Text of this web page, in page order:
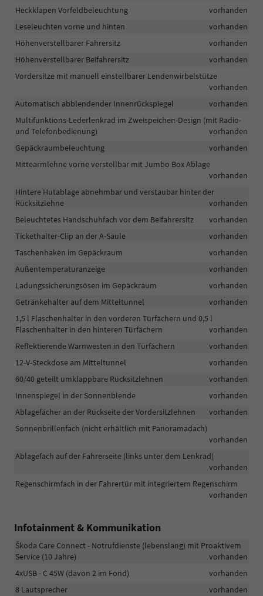
Heckklapen Vorfeldbeleuchtung
vorhanden
Leseleuchten vorne und hinten
vorhanden
Höhenverstellbarer Fahrersitz
vorhanden
Höhenverstellbarer Beifahrersitz
vorhanden
Vordersitze mit manuell einstellbarer Lendenwirbelstütze
vorhanden
Automatisch abblendender Innenrückspiegel
vorhanden
Multifunktions-Lederlenkrad im Zweispeichen-Design (mit Radio-
und Telefonbedienung)
vorhanden
Gepäckraumbeleuchtung
vorhanden
Mittearmlehne vorne verstellbar mit Jumbo Box Ablage
vorhanden
Hintere Hutablage abnehmbar und verstaubar hinter der
Rücksitzlehne
vorhanden
Beleuchtetes Handschuhfach vor dem Beifahrersitz
vorhanden
Tickethalter-Clip an der A-Säule
vorhanden
Taschenhaken im Gepäckraum
vorhanden
Außentemperaturanzeige
vorhanden
Ladungssicherungsösen im Gepäckraum
vorhanden
Getränkehalter auf dem Mitteltunnel
vorhanden
1,5 l Flaschenhalter in den vorderen Türfächern und 0,5 l
Flaschenhalter in den hinteren Türfächern
vorhanden
Reflektierende Warnwesten in den Türfächern
vorhanden
12-V-Steckdose am Mitteltunnel
vorhanden
60/40 geteilt umklappbare Rücksitzlehnen
vorhanden
Innenspiegel in der Sonnenblende
vorhanden
Ablagefächer an der Rückseite der Vordersitzlehnen
vorhanden
Sonnenbrillenfach (nicht erhältlich mit Panoramadach)
vorhanden
Ablagefach auf der Fahrerseite (links unter dem Lenkrad)
vorhanden
Regenschirmfach in der Fahrertür mit integriertem Regenschirm
vorhanden
Infotainment & Kommunikation
Škoda Care Connect - Notrufdienste (lebenslang) mit Proaktivem
Service (10 Jahre)
vorhanden
4xUSB - C 45W (davon 2 im Fond)
vorhanden
8 Lautsprecher
vorhanden